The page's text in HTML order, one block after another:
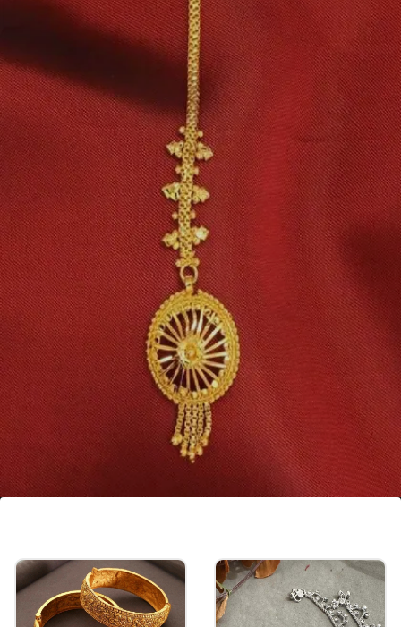
राउंड शेप मिनिमल मांगटिका नेहमीच ट्रेंडमध्ये असतो. याचा सिंपल
पण रिच लुक नववधूच्या पारंपरिक आऊटफिटला अधिक एलिगेंट
आणि आकर्षक बनवतो.